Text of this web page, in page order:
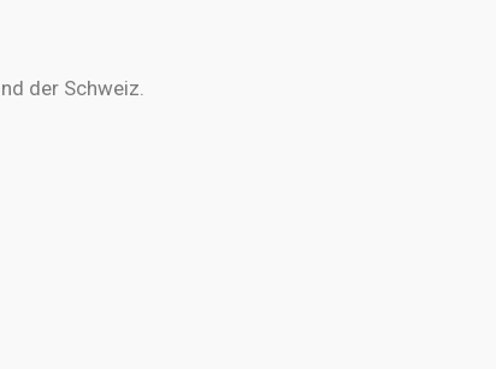
der Schweiz.